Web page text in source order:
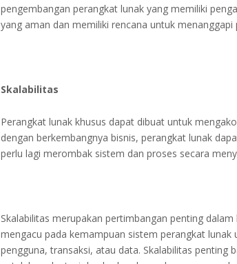
pengembangan perangkat lunak yang memiliki
yang aman dan memiliki rencana untuk menanggapi
Skalabilitas
Perangkat lunak khusus dapat dibuat untuk
dengan berkembangnya bisnis, perangkat lunak
perlu lagi merombak sistem dan proses secara
Skalabilitas merupakan pertimbangan penting
mengacu pada kemampuan sistem perangkat
pengguna, transaksi, atau data. Skalabilitas penting